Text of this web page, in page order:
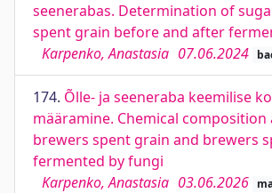
seenerabas. Determination of
spent grain before and after
Karpenko, Anastasia 07.06.2024
174. Õlle- ja seeneraba keemilise
määramine. Chemical composition
brewers spent grain and brewers
fermented by fungi
Karpenko, Anastasia 03.06.2026